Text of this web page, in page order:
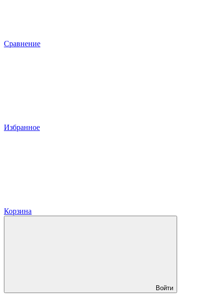
Сравнение
Избранное
Корзина
Войти